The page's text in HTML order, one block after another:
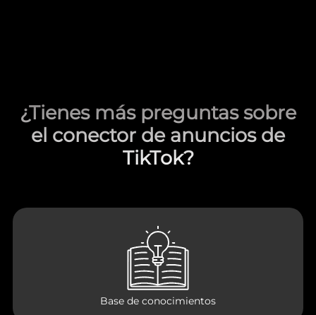
¿Tienes más preguntas sobre
el conector de anuncios de
TikTok?
Base de conocimientos